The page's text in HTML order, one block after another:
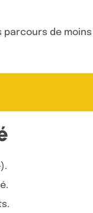
parcours de moins